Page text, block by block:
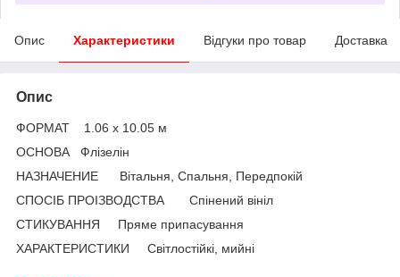
Опис Характеристики Відгуки про товар Доставка
Опис
ФОРМАТ 1.06 х 10.05 м
ОСНОВА Флізелін
НАЗНАЧЕНИЕ Вітальня, Спальня, Передпокій
СПОСІБ ПРОІЗВОДСТВА Спінений вініл
СТИКУВАННЯ Пряме припасування
ХАРАКТЕРИСТИКИ Світлостійкі, мийні